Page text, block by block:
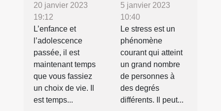
20 janvier 2023
19:12
L’enfance et
l’adolescence
passée, il est
maintenant temps
que vous fassiez
un choix de vie. Il
est temps...
5 janvier 2023
10:40
Le stress est un
phénomène
courant qui atteint
un grand nombre
de personnes à
des degrés
différents. Il peut...